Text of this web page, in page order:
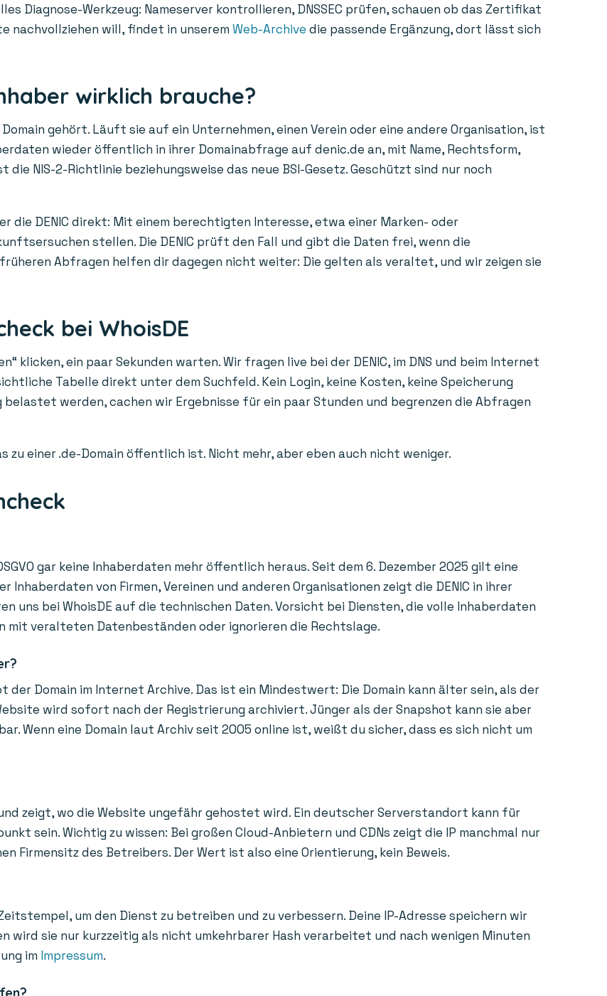
Diagnose-Werkzeug: Nameserver kontrollieren, DNSSEC prüfen, schauen ob das Zertifikat
nachvollziehen will, findet in unserem Web-Archive die passende Ergänzung, dort lässt sich
wirklich brauche?
gehört. Läuft sie auf ein Unternehmen, einen Verein oder eine andere Organisation, ist
wieder öffentlich in ihrer Domainabfrage auf denic.de an, mit Name, Rechtsform,
NIS-2-Richtlinie beziehungsweise das neue BSI-Gesetz. Geschützt sind nur noch
die DENIC direkt: Mit einem berechtigten Interesse, etwa einer Marken- oder
stellen. Die DENIC prüft den Fall und gibt die Daten frei, wenn die
Abfragen helfen dir dagegen nicht weiter: Die gelten als veraltet, und wir zeigen sie
bei WhoisDE
klicken, ein paar Sekunden warten. Wir fragen live bei der DENIC, im DNS und beim Internet
Tabelle direkt unter dem Suchfeld. Kein Login, keine Kosten, keine Speicherung
werden, cachen wir Ergebnisse für ein paar Stunden und begrenzen die Abfragen
zu einer .de-Domain öffentlich ist. Nicht mehr, aber eben auch nicht weniger.
gar keine Inhaberdaten mehr öffentlich heraus. Seit dem 6. Dezember 2025 gilt eine
von Firmen, Vereinen und anderen Organisationen zeigt die DENIC in ihrer
uns bei WhoisDE auf die technischen Daten. Vorsicht bei Diensten, die volle Inhaberdaten
mit veralteten Datenbeständen oder ignorieren die Rechtslage.
Domain im Internet Archive. Das ist ein Mindestwert: Die Domain kann älter sein, als der
wird sofort nach der Registrierung archiviert. Jünger als der Snapshot kann sie aber
Wenn eine Domain laut Archiv seit 2005 online ist, weißt du sicher, dass es sich nicht um
zeigt, wo die Website ungefähr gehostet wird. Ein deutscher Serverstandort kann für
sein. Wichtig zu wissen: Bei großen Cloud-Anbietern und CDNs zeigt die IP manchmal nur
Firmensitz des Betreibers. Der Wert ist also eine Orientierung, kein Beweis.
um den Dienst zu betreiben und zu verbessern. Deine IP-Adresse speichern wir
wird sie nur kurzzeitig als nicht umkehrbarer Hash verarbeitet und nach wenigen Minuten
im Impressum.